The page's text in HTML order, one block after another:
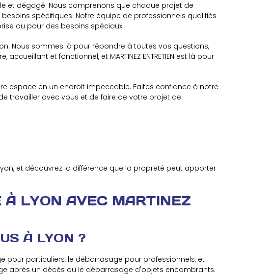
et dégagé. Nous comprenons que chaque projet de
spécifiques. Notre équipe de professionnels qualifiés
ou pour des besoins spéciaux.
Nous sommes là pour répondre à toutes vos questions,
et fonctionnel, et MARTINEZ ENTRETIEN est là pour
espace en un endroit impeccable. Faites confiance à notre
travailler avec vous et de faire de votre projet de
Lyon, et découvrez la différence que la propreté peut apporter
À LYON AVEC MARTINEZ
À LYON ?
particuliers, le débarrasage pour professionnels, et
après un décès ou le débarrasage d'objets encombrants.